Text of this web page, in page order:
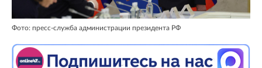
Фото: пресс-служба администрации президента РФ